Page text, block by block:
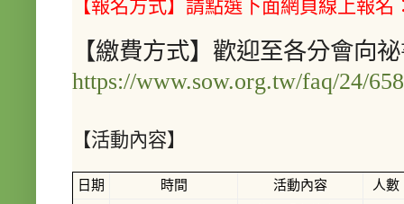
【報名方式】請點選下面網頁線上報名
【繳費方式】歡迎至各分會向
https://www.sow.org.tw/faq/24/658
【活動內容】
日期 時間 活動內容
人數